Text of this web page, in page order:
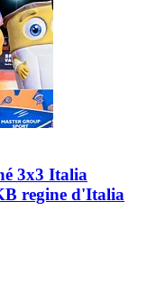
3x3 Italia
regine d'Italia